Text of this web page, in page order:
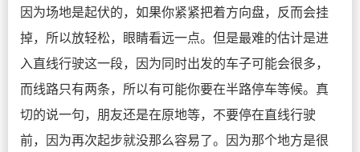
因为场地是起伏的，如果你紧紧把着方向盘，反而会挂
掉，所以放轻松，眼睛看远一点。但是最难的估计是进
入直线行驶这一段，因为同时出发的车子可能会很多，
而线路只有两条，所以有可能你要在半路停车等候。真
切的说一句，朋友还是在原地等，不要停在直线行驶
前，因为再次起步就没那么容易了。因为那个地方是很